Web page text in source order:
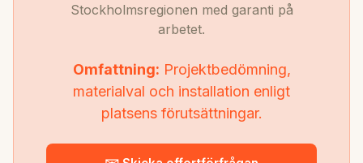
Stockholmsregionen med garanti på
arbetet.
Omfattning: Projektbedömning,
materialval och installation enligt
platsens förutsättningar.